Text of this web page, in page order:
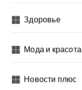
Здоровье
Мода и красота
Новости плюс